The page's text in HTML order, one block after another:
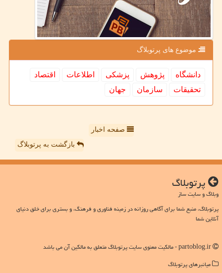
موضوع های پرتوبلاگ
دانشگاه پژوهش پزشكی اطلاعات
اقتصاد
تحقیقات
سازمان جهان
صفحه اخبار
بازگشت به پرتوبلاگ
پرتوبلاگ
وبلاگ و سایت ساز
پرتوبلاگ، منبع شما برای آگاهی روزانه در زمینه فناوری و فرهنگ، و بستری برای خلق دنیای
آنلاین شما
میانبرهای پرتوبلاگ